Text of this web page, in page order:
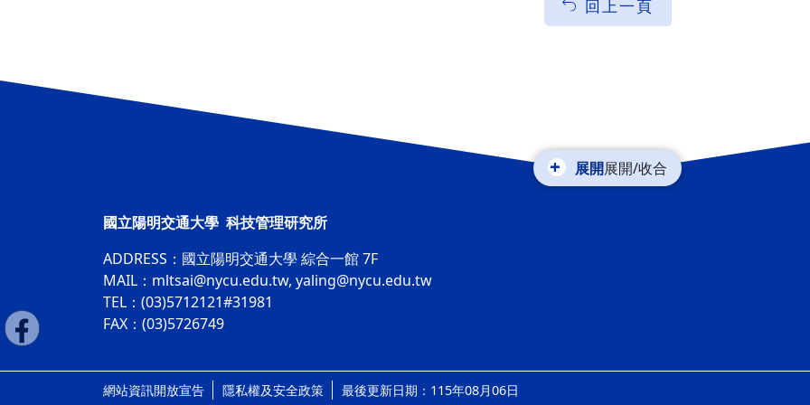
回上一頁
展開/收合
國立陽明交通大學 科技管理研究所
ADDRESS： 國立陽明交通大學 綜合一館 7F
MAIL： mltsai@nycu.edu.tw, yaling@nycu.edu.tw
TEL：(03)5712121#31981
FAX：(03)5726749
網站資訊開放宣告 隱私權及安全政策 最後更新日期：115年08月06日